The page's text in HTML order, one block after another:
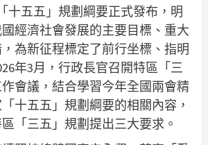
十五五」規劃綱要正式發布，明
經濟社會發展的主要目標、重大
為新征程標定了前行坐標、指明
年3月，行政長官召開特區「三
會議，結合學習今年全國兩會精
十五五」規劃綱要的相關內容，
「三五」規劃提出三大要求。